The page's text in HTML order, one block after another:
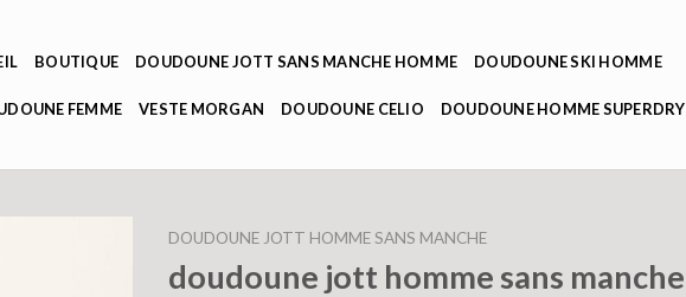
BOUTIQUE DOUDOUNE JOTT SANS MANCHE HOMME DOUDOUNE SKI HOMME
FEMME VESTE MORGAN DOUDOUNE CELIO DOUDOUNE HOMME SUPERDRY
DOUDOUNE JOTT HOMME SANS MANCHE
doudoune jott homme sans manche